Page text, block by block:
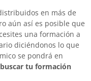
en más de
aún así es posible que
una formación a
diciéndonos lo que
se pondrá en
buscar tu formación